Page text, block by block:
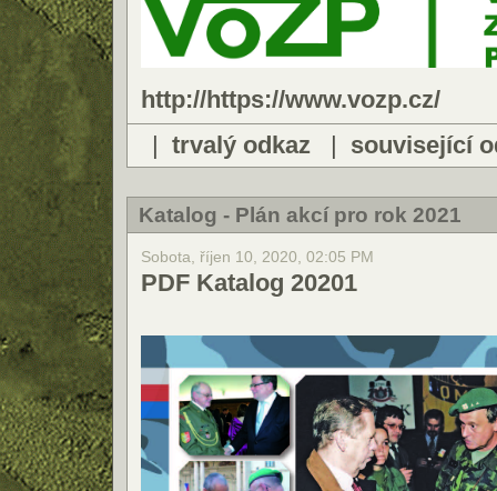
http://https://www.vozp.cz/
| trvalý odkaz | související
Katalog - Plán akcí pro rok 2021
Sobota, říjen 10, 2020, 02:05 PM
PDF Katalog 20201